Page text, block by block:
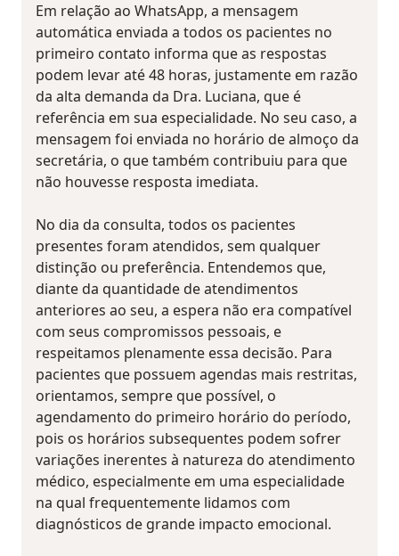
Em relação ao WhatsApp, a mensagem
automática enviada a todos os pacientes no
primeiro contato informa que as respostas
podem levar até 48 horas, justamente em razão
da alta demanda da Dra. Luciana, que é
referência em sua especialidade. No seu caso, a
mensagem foi enviada no horário de almoço da
secretária, o que também contribuiu para que
não houvesse resposta imediata.
No dia da consulta, todos os pacientes
presentes foram atendidos, sem qualquer
distinção ou preferência. Entendemos que,
diante da quantidade de atendimentos
anteriores ao seu, a espera não era compatível
com seus compromissos pessoais, e
respeitamos plenamente essa decisão. Para
pacientes que possuem agendas mais restritas,
orientamos, sempre que possível, o
agendamento do primeiro horário do período,
pois os horários subsequentes podem sofrer
variações inerentes à natureza do atendimento
médico, especialmente em uma especialidade
na qual frequentemente lidamos com
diagnósticos de grande impacto emocional.